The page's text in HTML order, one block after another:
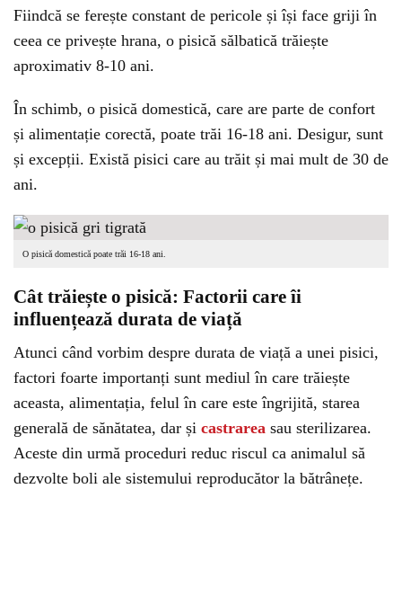
Fiindcă se ferește constant de pericole și își face griji în
ceea ce privește hrana, o pisică sălbatică trăiește
aproximativ 8-10 ani.
În schimb, o pisică domestică, care are parte de confort
și alimentație corectă, poate trăi 16-18 ani. Desigur, sunt
și excepții. Există pisici care au trăit și mai mult de 30 de
ani.
O pisică domestică poate trăi 16-18 ani.
Cât trăiește o pisică: Factorii care îi
influențează durata de viață
Atunci când vorbim despre durata de viață a unei pisici,
factori foarte importanți sunt mediul în care trăiește
aceasta, alimentația, felul în care este îngrijită, starea
generală de sănătatea, dar și castrarea sau sterilizarea.
Aceste din urmă proceduri reduc riscul ca animalul să
dezvolte boli ale sistemului reproducător la bătrânețe.